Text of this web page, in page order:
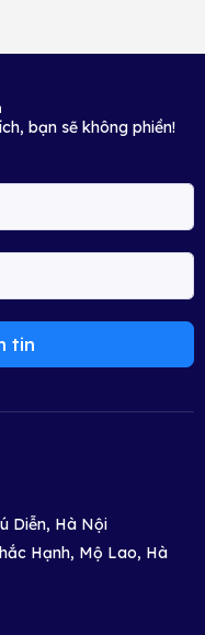
bạn sẽ không phiền!
tin
Diễn, Hà Nội
Hạnh, Mộ Lao, Hà